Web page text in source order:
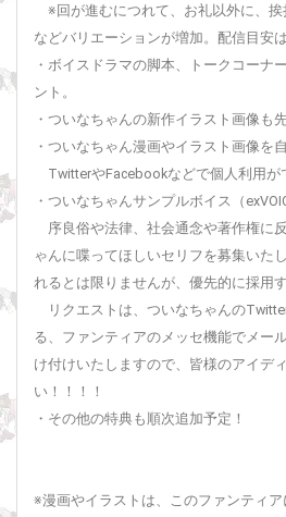
※回が進むにつれて、お礼以外に、挨
などバリエーションが増加。配信目安
・ボイスドラマの脚本、トークコーナ
ント。
・ついなちゃんの新作イラスト画像も
・ついなちゃん漫画やイラスト画像を
TwitterやFacebookなどで個人利用が
・ついなちゃんサンプルボイス（
序良俗や法律、社会通念や著作権に
ゃんに喋ってほしいセリフを募集いた
れるとは限りませんが、優先的に採用
リクエストは、ついなちゃんの
る、ファンティアのメッセ機能でメー
け付けいたしますので、皆様のアイデ
い！！！！
・その他の特典も順次追加予定！
※漫画やイラストは、このファンティ